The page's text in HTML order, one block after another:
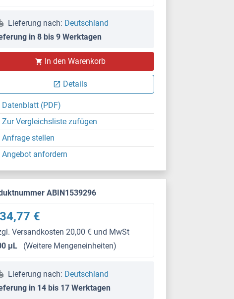
Lieferung nach: Deutschland
in 8 bis 9 Werktagen
In den Warenkorb
Details
Datenblatt (PDF)
Zur Vergleichsliste zufügen
Anfrage stellen
Angebot anfordern
ABIN1539296
€
Versandkosten 20,00 € und MwSt
μL
(Weitere Mengeneinheiten)
Lieferung nach: Deutschland
in 14 bis 17 Werktagen